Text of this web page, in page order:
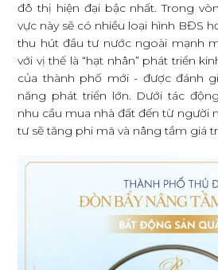
đô thị hiện đại bậc nhất. Trong
vực này sẽ có nhiều loại hình BĐS
thu hút đầu tư nước ngoài mạnh
với vị thế là “hạt nhân” phát triển
của thành phố mới - được đánh
năng phát triển lớn. Dưới tác
nhu cầu mua nhà đất đến từ người
tư sẽ tăng phi mã và nâng tầm giá